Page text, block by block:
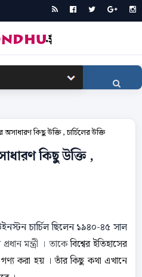
অসাধারণ কিছু উক্তি , চার্চিলের উক্তি
কিছু উক্তি ,
চার্চিল ছিলেন ১৯৪০-৪৫ সাল
মন্ত্রী । তাকেবিশ্বের ইতিহাসের
করা হয় । তাঁর কিছু কথা এখানে